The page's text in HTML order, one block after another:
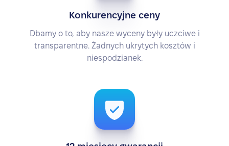
Konkurencyjne ceny
Dbamy o to, aby nasze wyceny były uczciwe i
transparentne. Żadnych ukrytych kosztów i
niespodzianek.